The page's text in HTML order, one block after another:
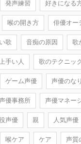
発声練習 好きになる
喉の開き方 俳優オー
歌 音痴の原因 歌
手い人 歌のテクニッ
ゲーム声優 声優のな
優事務所 声優マネー
声優 親 人気声優
喉ケア ケア 声質